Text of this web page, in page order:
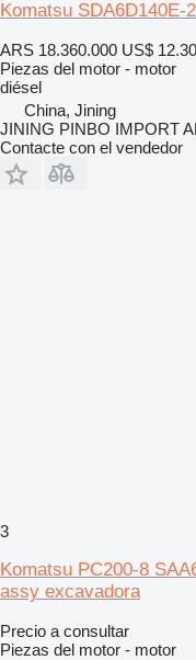
Komatsu SDA6D140E-
ARS 18.360.000 US$
Piezas del motor - motor
diésel
China, Jining
JINING PINBO IMPORT
Contacte con el vendedor
3
Komatsu PC200-8
assy excavadora
Precio a consultar
Piezas del motor - motor